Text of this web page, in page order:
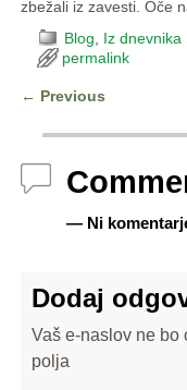
zbežali iz zavesti. Oče
Blog
Iz dnevnika
permalink
← Previous
— Ni
Dodaj
Vaš e-naslov ne bo
polja